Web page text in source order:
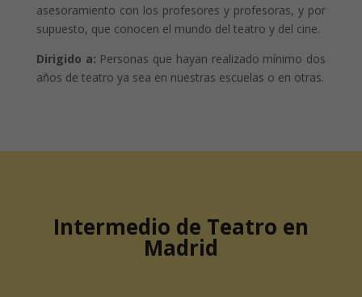
asesoramiento con los profesores y profesoras, y por
supuesto, que conocen el mundo del teatro y del cine.
Dirigido a: Personas que hayan realizado mínimo dos
años de teatro ya sea en nuestras escuelas o en otras.
Intermedio de Teatro en
Madrid